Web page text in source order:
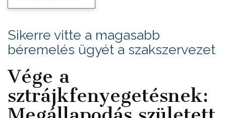
Sikerre vitte a magasabb
béremelés ügyét a szakszervezet
Vége a
sztrájkfenyegetésnek: